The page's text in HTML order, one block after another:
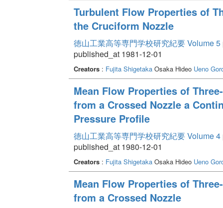
Turbulent Flow Properties of
the Cruciform Nozzle
徳山工業高等専門学校研究紀要 Volume 5
published_at 1981-12-01
Creators: Fujita ShigetakaOsaka Hideo Ueno
Mean Flow Properties of
from a Crossed Nozzle a
Pressure Profile
徳山工業高等専門学校研究紀要 Volume 4
published_at 1980-12-01
Creators: Fujita ShigetakaOsaka Hideo Ueno
Mean Flow Properties of
from a Crossed Nozzle